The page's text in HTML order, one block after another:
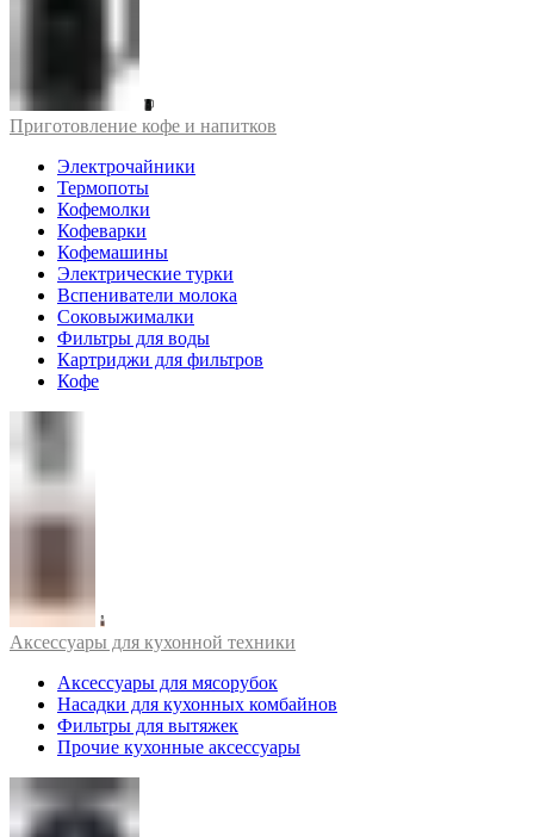
Приготовление кофе и напитков
Электрочайники
Термопоты
Кофемолки
Кофеварки
Кофемашины
Электрические турки
Вспениватели молока
Соковыжималки
Фильтры для воды
Картриджи для фильтров
Кофе
Аксессуары для кухонной техники
Аксессуары для мясорубок
Насадки для кухонных комбайнов
Фильтры для вытяжек
Прочие кухонные аксессуары